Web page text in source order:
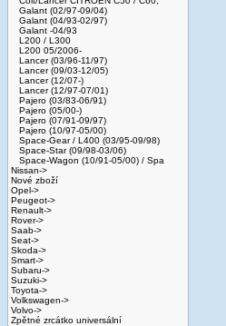
Galant (02/97-09/04)
Galant (04/93-02/97)
Galant -04/93
L200 / L300
L200 05/2006-
Lancer (03/96-11/97)
Lancer (09/03-12/05)
Lancer (12/07-)
Lancer (12/97-07/01)
Pajero (03/83-06/91)
Pajero (05/00-)
Pajero (07/91-09/97)
Pajero (10/97-05/00)
Space-Gear / L400 (03/95-09/98)
Space-Star (09/98-03/06)
Space-Wagon (10/91-05/00) / Spa
Nissan->
Nové zboží
Opel->
Peugeot->
Renault->
Rover->
Saab->
Seat->
Skoda->
Smart->
Subaru->
Suzuki->
Toyota->
Volkswagen->
Volvo->
Zpětné zrcátko universální